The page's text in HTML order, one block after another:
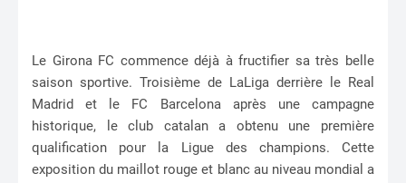
Le Girona FC commence déjà à fructifier sa très belle
saison sportive. Troisième de LaLiga derrière le Real
Madrid et le FC Barcelona après une campagne
historique, le club catalan a obtenu une première
qualification pour la Ligue des champions. Cette
exposition du maillot rouge et blanc au niveau mondial a